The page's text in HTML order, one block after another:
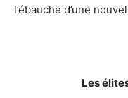
l’ébauche d’une
Les